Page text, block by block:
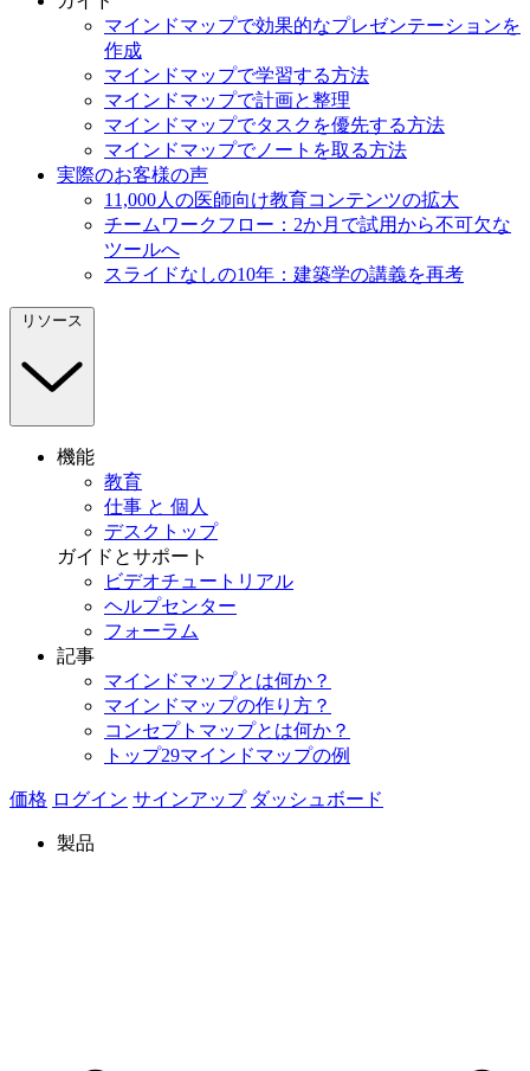
マインドマップで効果的なプレゼンテーションを
作成
マインドマップで学習する方法
マインドマップで計画と整理
マインドマップでタスクを優先する方法
マインドマップでノートを取る方法
実際のお客様の声
11,000人の医師向け教育コンテンツの拡大
チームワークフロー：2か月で試用から不可欠な
ツールへ
スライドなしの10年：建築学の講義を再考
リソース
機能
教育
仕事 と 個人
デスクトップ
ガイドとサポート
ビデオチュートリアル
ヘルプセンター
フォーラム
記事
マインドマップとは何か？
マインドマップの作り方？
コンセプトマップとは何か？
トップ29マインドマップの例
価格 ログイン サインアップ ダッシュボード
製品